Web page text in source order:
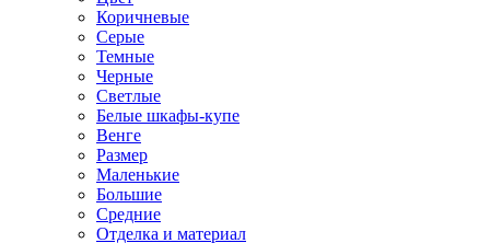
Коричневые
Серые
Темные
Черные
Светлые
Белые шкафы-купе
Венге
Размер
Маленькие
Большие
Средние
Отделка и материал